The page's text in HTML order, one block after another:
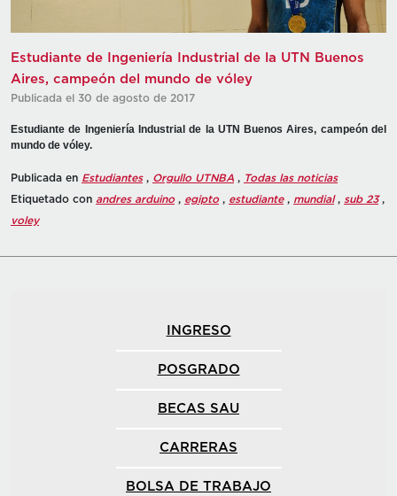
Estudiante de Ingeniería Industrial de la UTN Buenos
Aires, campeón del mundo de vóley
Publicada el 30 de agosto de 2017
Estudiante de Ingeniería Industrial de la UTN Buenos Aires, campeón del
mundo de vóley.
Publicada en Estudiantes, Orgullo UTNBA , Todas las noticias
Etiquetado con andres arduino, egipto, estudiante, mundial, sub 23,
voley
INGRESO
POSGRADO
BECAS SAU
CARRERAS
BOLSA DE TRABAJO